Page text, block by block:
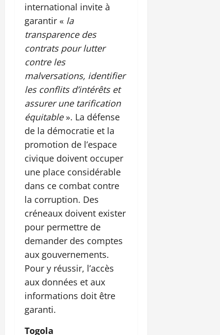
international invite à
garantir « la
transparence des
contrats pour lutter
contre les
malversations, identifier
les conflits d’intérêts et
assurer une tarification
équitable». La défense
de la démocratie et la
promotion de l’espace
civique doivent occuper
une place considérable
dans ce combat contre
la corruption. Des
créneaux doivent exister
pour permettre de
demander des comptes
aux gouvernements.
Pour y réussir, l’accès
aux données et aux
informations doit être
garanti.
Togola